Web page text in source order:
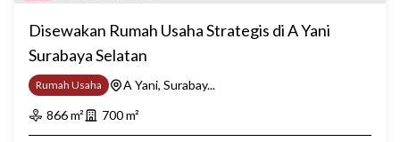
Disewakan Rumah Usaha Strategis di A Yani
Surabaya Selatan
Rumah Usaha
A Yani, Surabay...
866m² 700m²